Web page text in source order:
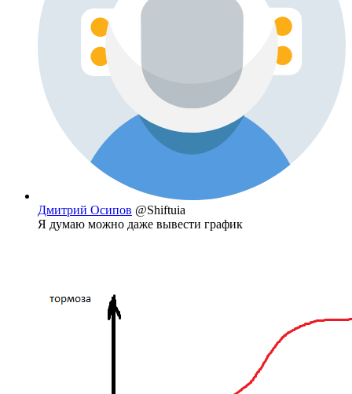
Дмитрий Осипов @Shiftuia
Я думаю можно даже вывести график